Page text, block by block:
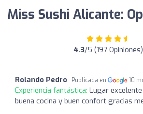
Miss Sushi Alicante:
4.3/5 (197 Opiniones)
Rolando Pedro Publicada en 10
Experiencia fantástica: Lugar
buena cocina y buen confort gracias